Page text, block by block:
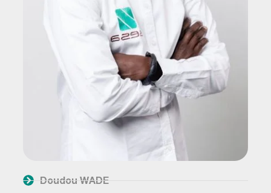
Doudou WADE